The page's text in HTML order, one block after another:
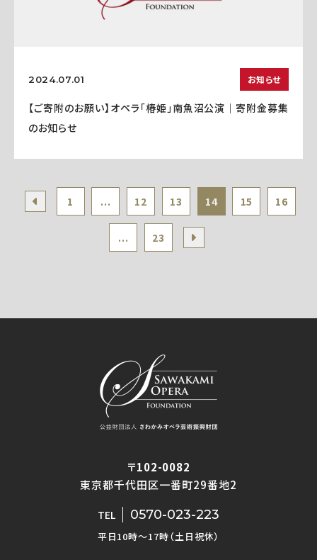
2024.07.01 お知らせ
【ご寄附のお願い】オペラ「椿姫」南魚沼公演｜寄附金募集
のお知らせ
1 ... 12 13 14 15 16
... 23
〒102-0082
東京都千代田区一番町29番地2
TEL 0570-023-223
平日10時〜17時（土日祝休）